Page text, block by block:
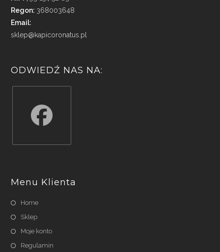
Regon: 368003648
Email:
sklep@kapicoronatus.pl
ODWIEDŹ NAS NA:
new
tab
Menu Klienta
Home
Sklep
Moje konto
Regulamin